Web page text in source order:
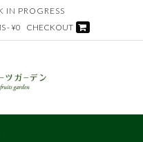
IN PROGRESS
- ¥0 CHECKOUT